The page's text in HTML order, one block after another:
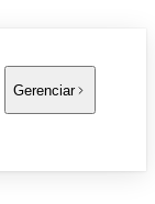
Gerenciar